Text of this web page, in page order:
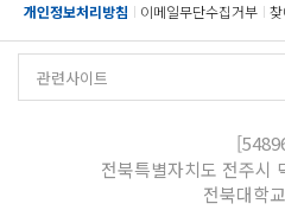
개인정보처리방침 이메일무단수집거부
전북특별자치도 전주시
전북대학